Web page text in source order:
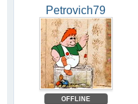
Petrovich79
OFFLINE